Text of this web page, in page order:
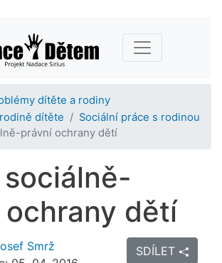
hlavnímu
obsahu
dítěte a rodiny
dítěte
Sociální práce s rodinou
právní ochrany dětí
dětí
Smrž
SDÍLET